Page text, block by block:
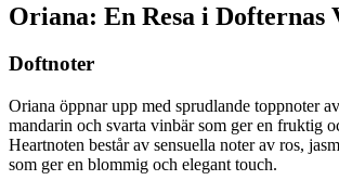
Oriana: En Resa i Dofternas
Doftnoter
Oriana öppnar upp med sprudlande toppnoter
mandarin och svarta vinbär som ger en fruktig
Heartnoten består av sensuella noter av ros,
som ger en blommig och elegant touch.